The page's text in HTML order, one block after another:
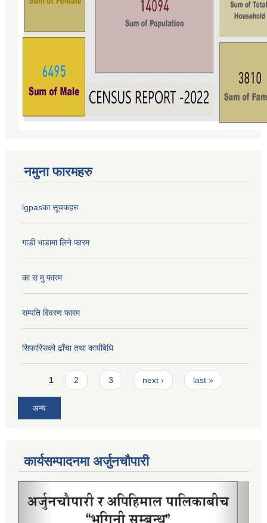
नमुना फारमहरु
lgpasका सूचकहरु
गाडी भाडामा लिने फारम
का स मु फारम
सम्पति विवरण फारम
सिफारिसको ढाँचा तथा कार्यबिधि
Pages
1 2 3 next › last »
अन्य
कार्यसम्पादनमा अर्जुनचौपारी